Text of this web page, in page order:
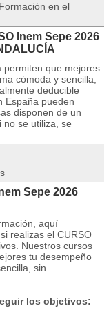
en el
Inem Sepe 2026
permiten que mejores
cómoda y sencilla,
deducible
España pueden
disponen de un
no se utiliza, se
Sepe 2026
aquí
realizas el CURSO
Nuestros cursos
tu desempeño
sin
los objetivos: